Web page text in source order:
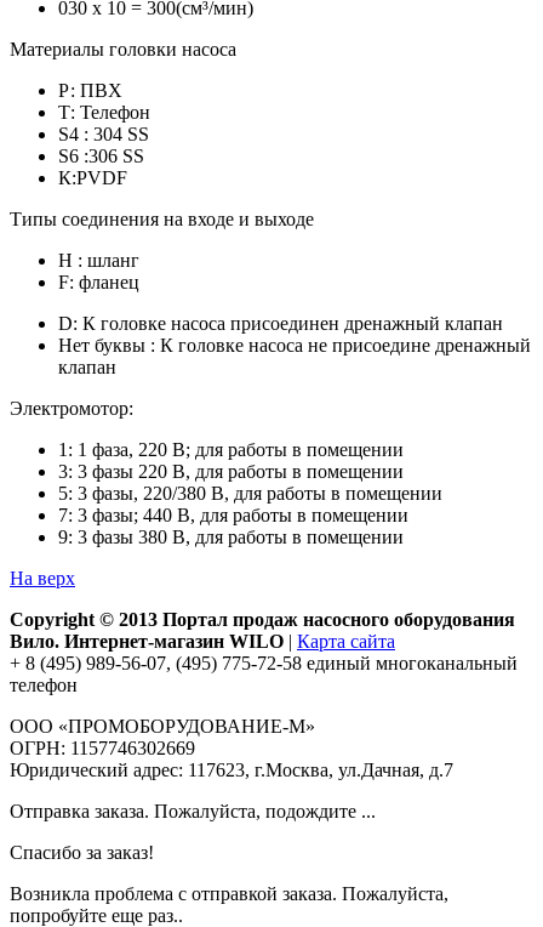
030 х 10 = 300(см³/мин)
Материалы головки насоса
Р: ПВХ
Т: Телефон
S4 : 304 SS
S6 :306 SS
К:PVDF
Типы соединения на входе и выходе
Н : шланг
F: фланец
D: К головке насоса присоединен дренажный клапан
Нет буквы : К головке насоса не присоедине дренажный
клапан
Электромотор:
1: 1 фаза, 220 В; для работы в помещении
3: 3 фазы 220 В, для работы в помещении
5: 3 фазы, 220/380 В, для работы в помещении
7: 3 фазы; 440 В, для работы в помещении
9: 3 фазы 380 В, для работы в помещении
На верх
Copyright © 2013 Портал продаж насосного оборудования
Вило. Интернет-магазин WILO | Карта сайта
+ 8 (495) 989-56-07, (495) 775-72-58 единый многоканальный
телефон
ООО «ПРОМОБОРУДОВАНИЕ-М»
ОГРН: 1157746302669
Юридический адрес: 117623, г.Москва, ул.Дачная, д.7
Отправка заказа. Пожалуйста, подождите ...
Спасибо за заказ!
Возникла проблема с отправкой заказа. Пожалуйста,
попробуйте еще раз..